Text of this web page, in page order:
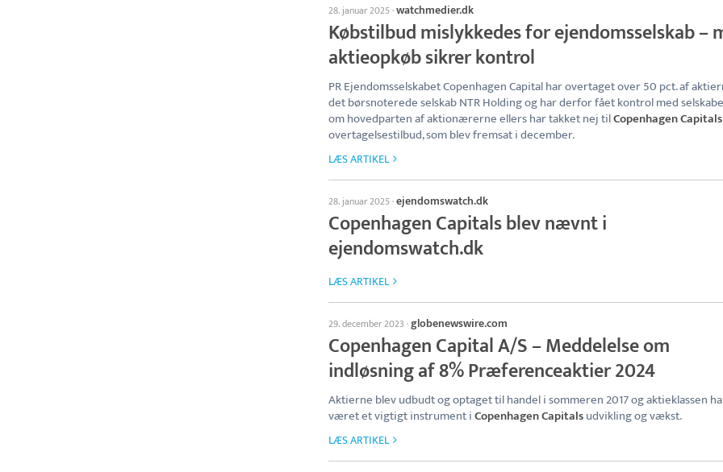
28. januar 2025·watchmedier.dk
Købstilbud mislykkedes for ejendomsselskab –
aktieopkøb sikrer kontrol
PR Ejendomsselskabet Copenhagen Capital har overtaget over 50 pct. af
det børsnoterede selskab NTR Holding og har derfor fået kontrol med
om hovedparten af aktionærerne ellers har takket nej tilCopenhagen Capitals
overtagelsestilbud, som blev fremsat i december.
LÆS ARTIKEL
28. januar 2025·ejendomswatch.dk
Copenhagen Capitals blev nævnt i
ejendomswatch.dk
LÆS ARTIKEL
29. december 2023 ·globenewswire.com
Copenhagen Capital A/S – Meddelelse om
indløsning af 8% Præferenceaktier 2024
Aktierne blev udbudt og optaget til handel i sommeren 2017 og aktieklassen
været et vigtigt instrument iCopenhagen Capitalsudvikling og vækst.
LÆS ARTIKEL